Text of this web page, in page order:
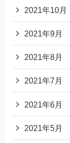
2021年10月
2021年9月
2021年8月
2021年7月
2021年6月
2021年5月